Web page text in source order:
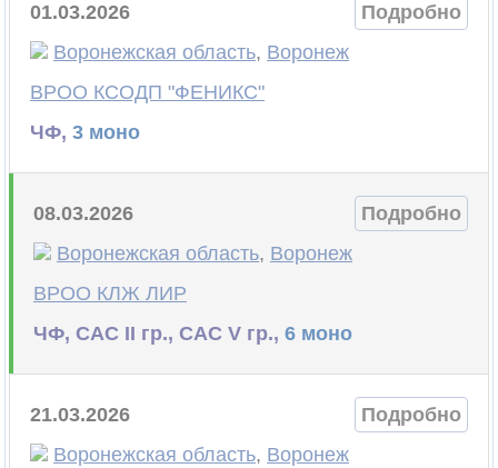
01.03.2026
Подробно
Воронежская область, Воронеж
ВРОО КСОДП "ФЕНИКС"
ЧФ, 3 моно
08.03.2026
Подробно
Воронежская область, Воронеж
ВРОО КЛЖ ЛИР
ЧФ, САС II гр., САС V гр., 6 моно
21.03.2026
Подробно
Воронежская область, Воронеж